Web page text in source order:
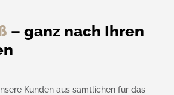
– ganz nach Ihren
Kunden aus sämtlichen für das